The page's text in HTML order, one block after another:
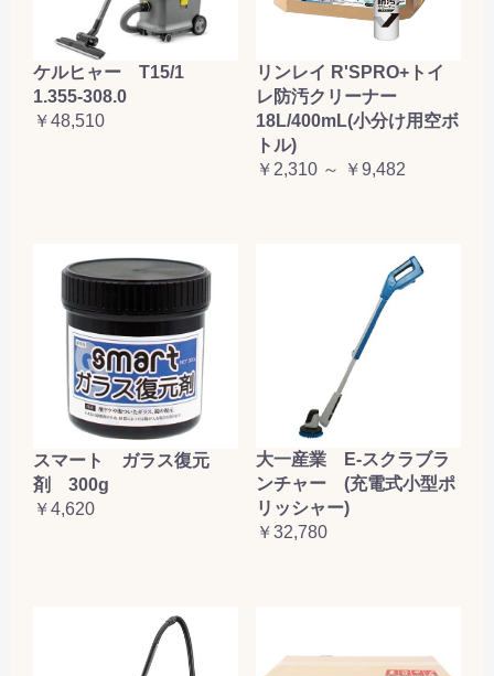
ケルヒャー T15/1
1.355-308.0
￥48,510
リンレイ R'SPRO+トイ
レ防汚クリーナー
18L/400mL(小分け用空ボ
トル)
￥2,310 ～ ￥9,482
スマート ガラス復元
剤 300g
￥4,620
大一産業 E-スクラブラ
ンチャー (充電式小型ポ
リッシャー)
￥32,780